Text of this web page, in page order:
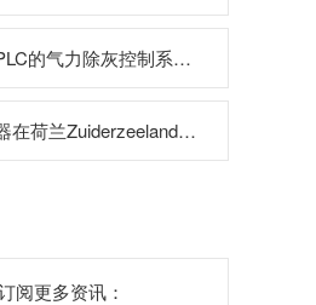
基于西门子PLC的气力除灰控制系统改进优化设计
丹佛斯变频器在荷兰Zuiderzeeland水务局的应用
阅更多资讯：